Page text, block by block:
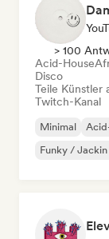
> 100
Acid-House
Disco
Teile Künstler
Twitch-Kanal
Minimal
Funky /